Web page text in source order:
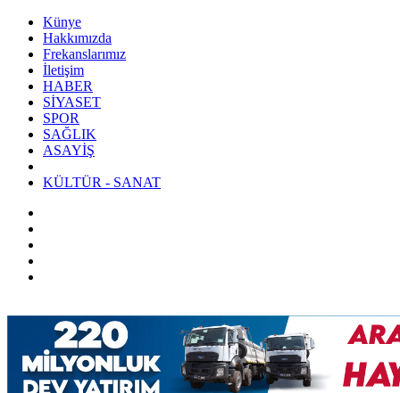
Künye
Hakkımızda
Frekanslarımız
İletişim
HABER
SİYASET
SPOR
SAĞLIK
ASAYİŞ
KÜLTÜR - SANAT